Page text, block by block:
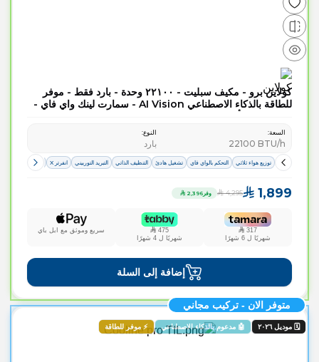
كولاين برو - مكيف سبليت - ۲۲١٠٠ وحدة - بارد فقط - موفر
للطاقة بالذكاء الاصطناعي AI Vision - سمارت لينك واي فاي -
السعة:
22100 BTU/h
النوع:
بارد
توزيع هواء ثلاثي التحكم بالواي فاي تشغيل هادئ التنظيف الذاتي التبريد التوربيني انفرتر X حماية اللوحة
1,899
4,295 وفر 2,396
317
شهريًا ل 6 شهرًا
475
شهريًا ل 4 شهرًا
سريع وموثق مع ابل باي
إضافة إلى السلة
🗓️ موديل ٢٠٢٦ 🤖 مدعوم بالذكاء الاصطناعي ⚡ موفر للطاقة
متوفر الان - تركيب مجاني